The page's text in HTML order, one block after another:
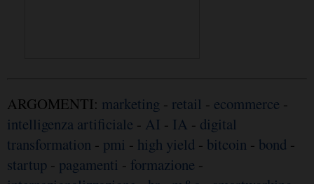
ARGOMENTI: marketing - retail - ecommerce -
intelligenza artificiale - AI - IA - digital
transformation - pmi - high yield - bitcoin - bond -
startup - pagamenti - formazione -